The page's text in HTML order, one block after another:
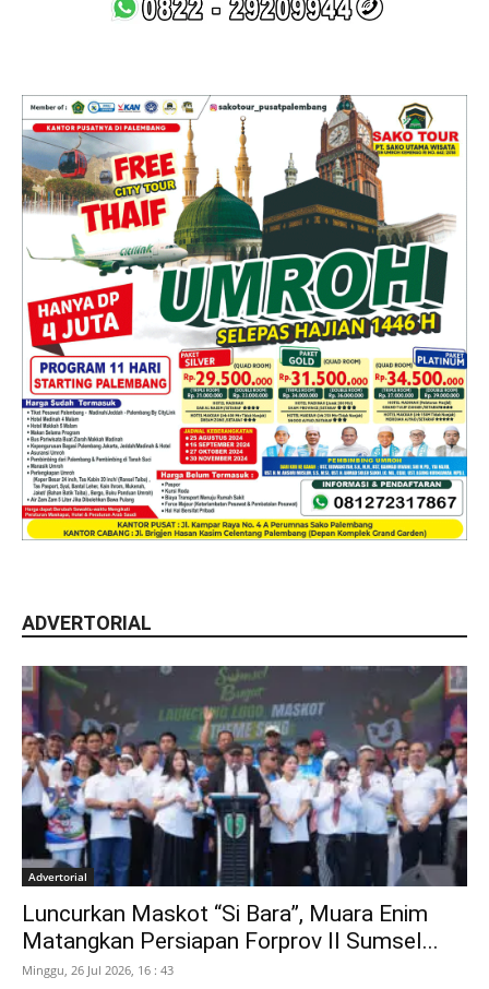
ADVERTORIAL
Advertorial
Luncurkan Maskot “Si Bara”, Muara Enim
Matangkan Persiapan Forprov II Sumsel...
Minggu, 26 Jul 2026, 16 : 43